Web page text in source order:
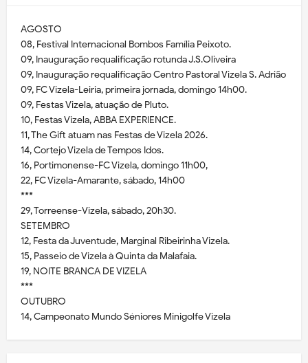
AGOSTO
08, Festival Internacional Bombos Família Peixoto.
09, Inauguração requalificação rotunda J.S.Oliveira
09, Inauguração requalificação Centro Pastoral Vizela S. Adrião
09, FC Vizela-Leiria, primeira jornada, domingo 14h00.
09, Festas Vizela, atuação de Pluto.
10, Festas Vizela, ABBA EXPERIENCE.
11, The Gift atuam nas Festas de Vizela 2026.
14, Cortejo Vizela de Tempos Idos.
16, Portimonense-FC Vizela, domingo 11h00,
22, FC Vizela-Amarante, sábado, 14h00
***
29, Torreense-Vizela, sábado, 20h30.
SETEMBRO
12, Festa da Juventude, Marginal Ribeirinha Vizela.
15, Passeio de Vizela à Quinta da Malafaia.
19, NOITE BRANCA DE VIZELA
***
OUTUBRO
14, Campeonato Mundo Séniores Minigolfe Vizela